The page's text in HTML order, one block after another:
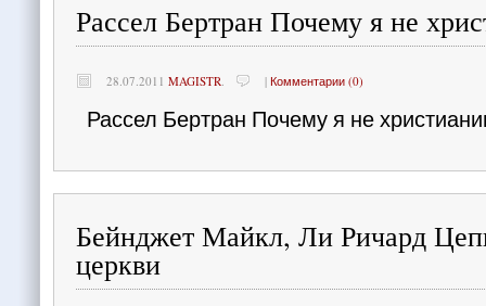
Рассел Бертран Почему я не
28.07.2011 MAGISTR. | Комментарии (0)
Рассел Бертран Почему я не
Бейнджет Майкл, Ли Ричард
церкви